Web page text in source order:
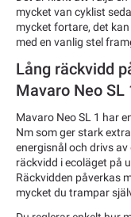
mycket van cyklist
mycket fortare, det
med en vanlig stel
Lång räckvidd
Mavaro Neo SL
Mavaro Neo SL 1 har
Nm som ger stark
energisnål och drivs
räckvidd i ecoläget på
Räckvidden påverkas
mycket du trampar